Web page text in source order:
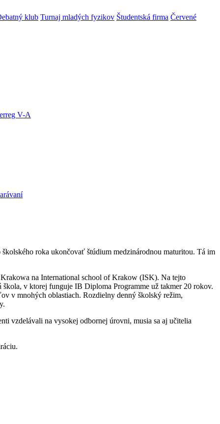
klub Turnaj mladých fyzikov Študentská firma Červené
V-A
roka ukončovať štúdium medzinárodnou maturitou. Tá im
na International school of Krakow (ISK). Na tejto
v ktorej funguje IB Diploma Programme už takmer 20 rokov.
v mnohých oblastiach. Rozdielny denný školský režim,
vzdelávali na vysokej odbornej úrovni, musia sa aj učitelia